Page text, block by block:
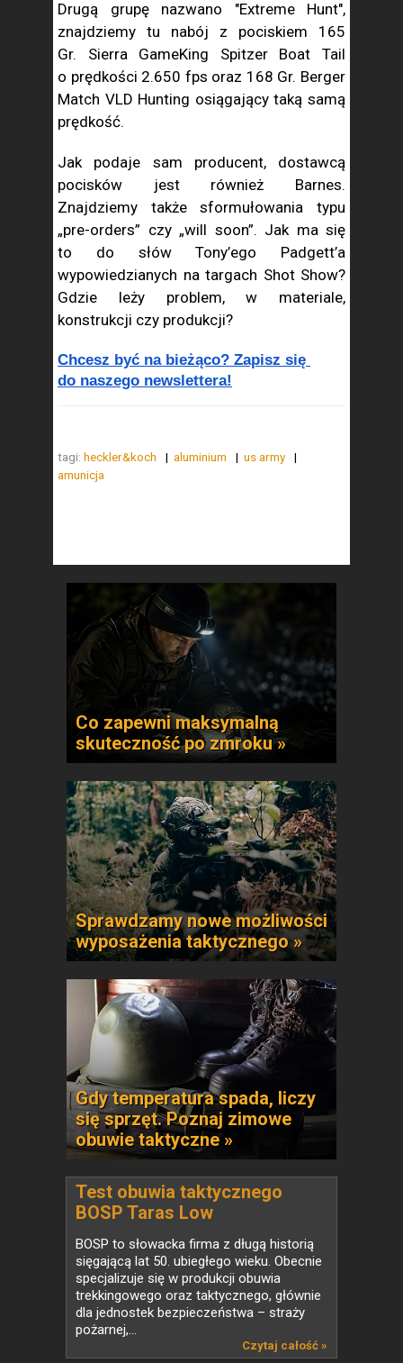
Drugą grupę nazwano "Extreme Hunt",
znajdziemy tu nabój z pociskiem 165
Gr. Sierra GameKing Spitzer Boat Tail
o prędkości 2.650 fps oraz 168 Gr. Berger
Match VLD Hunting osiągający taką samą
prędkość.
Jak podaje sam producent, dostawcą
pocisków jest również Barnes.
Znajdziemy także sformułowania typu
„pre-orders” czy „will soon”. Jak ma się
to do słów Tony’ego Padgett’a
wypowiedzianych na targach Shot Show?
Gdzie leży problem, w materiale,
konstrukcji czy produkcji?
Chcesz być na bieżąco? Zapisz się
do naszego newslettera!
tagi: heckler&koch aluminium
us army
amunicja
Co zapewni maksymalną
skuteczność po zmroku »
Sprawdzamy nowe możliwości
wyposażenia taktycznego »
Gdy temperatura spada, liczy
się sprzęt. Poznaj zimowe
obuwie taktyczne »
Test obuwia taktycznego
BOSP Taras Low
BOSP to słowacka firma z długą historią
sięgającą lat 50. ubiegłego wieku. Obecnie
specjalizuje się w produkcji obuwia
trekkingowego oraz taktycznego, głównie
dla jednostek bezpieczeństwa – straży
pożarnej,...
Czytaj całość »